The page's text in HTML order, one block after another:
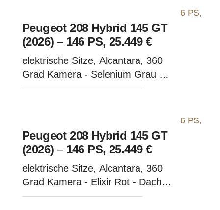
Peugeot 208 Hybrid 145 GT
(2026) – 146 PS, 25.449 €
elektrische Sitze, Alcantara, 360
Grad Kamera - Selenium Grau -
Dach schwarz
Peugeot 208 Hybrid 145 GT
(2026) – 146 PS, 25.449 €
elektrische Sitze, Alcantara, 360
Grad Kamera - Elixir Rot - Dach
schwarz